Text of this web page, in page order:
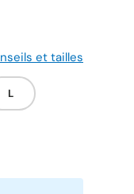
et tailles
L